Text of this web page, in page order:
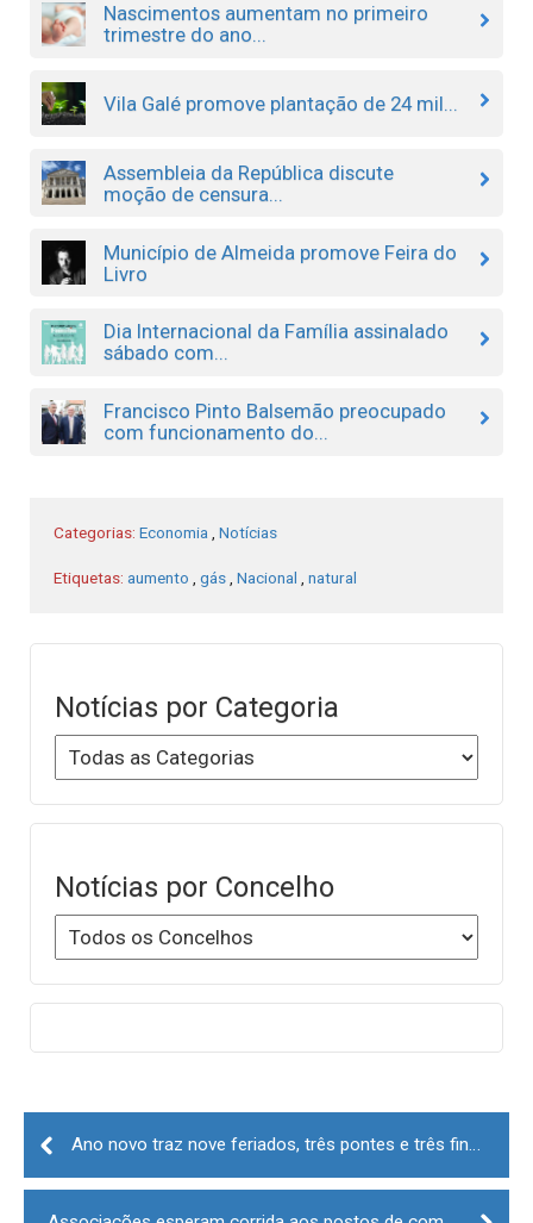
Nascimentos aumentam no primeiro
trimestre do ano...
Vila Galé promove plantação de 24 mil...
Assembleia da República discute
moção de censura...
Município de Almeida promove Feira do
Livro
Dia Internacional da Família assinalado
sábado com...
Francisco Pinto Balsemão preocupado
com funcionamento do...
Categorias: Economia Notícias
Etiquetas: aumento gás Nacional natural
Notícias por Categoria
Notícias por Concelho
Post
navigation
Ano novo traz nove feriados, três pontes e três fins de semana prolongados